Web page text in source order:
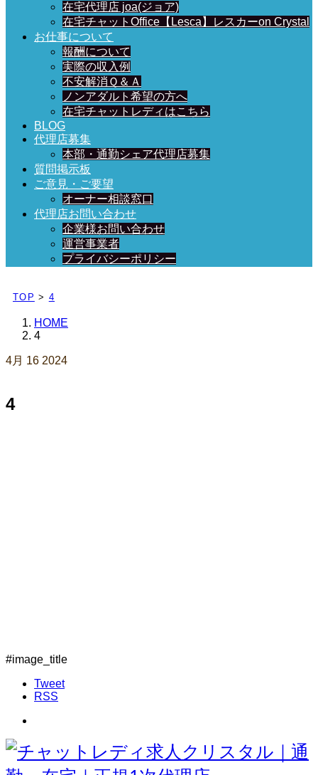
在宅代理店 joa(ジョア)
在宅チャットOffice【Lesca】レスカーon Crystal
お仕事について
報酬について
実際の収入例
不安解消Ｑ＆Ａ
ノンアダルト希望の方へ
在宅チャットレディはこちら
BLOG
代理店募集
本部・通勤シェア代理店募集
質問掲示板
ご意見・ご要望
オーナー相談窓口
代理店お問い合わせ
企業様お問い合わせ
運営事業者
プライバシーポリシー
TOP > 4
HOME
4
4月 16 2024
4
#image_title
Tweet
RSS